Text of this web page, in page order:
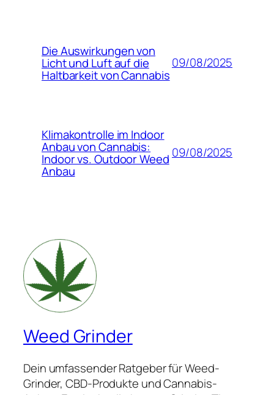
Die Auswirkungen von
Licht und Luft auf die
Haltbarkeit von Cannabis
09/08/2025
Klimakontrolle im Indoor
Anbau von Cannabis:
Indoor vs. Outdoor Weed
Anbau
09/08/2025
Weed Grinder
Dein umfassender Ratgeber für Weed-
Grinder, CBD-Produkte und Cannabis-